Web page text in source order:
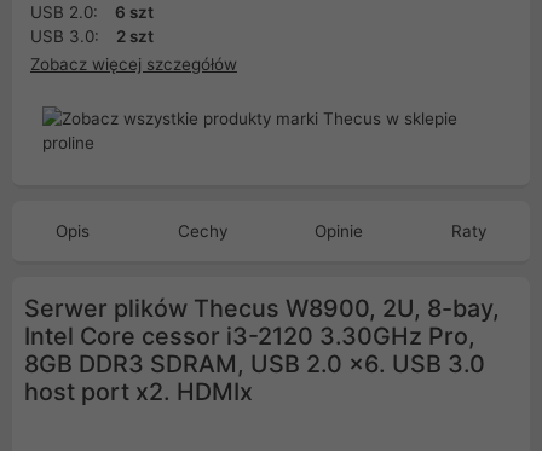
USB 2.0:
6 szt
USB 3.0:
2 szt
Zobacz więcej szczegółów
Opis Cechy Opinie Raty
Serwer plików Thecus W8900, 2U, 8-bay,
Intel Core cessor i3-2120 3.30GHz Pro,
8GB DDR3 SDRAM, USB 2.0 x6. USB 3.0
host port x2. HDMIx